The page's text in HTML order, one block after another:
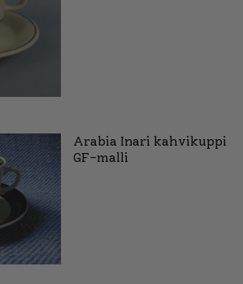
Arabia Inari kahvikuppi
GF-malli